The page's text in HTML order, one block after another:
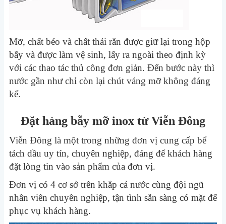
Mỡ, chất béo và chất thải rắn được giữ lại trong hộp
bẫy và được làm vệ sinh, lấy ra ngoài theo định kỳ
với các thao tác thủ công đơn giản. Đến bước này thì
nước gần như chỉ còn lại chút váng mỡ không đáng
kể.
Đặt hàng bẫy mỡ inox từ Viễn Đông
Viễn Đông là một trong những đơn vị cung cấp bể
tách dầu uy tín, chuyên nghiệp, đáng để khách hàng
đặt lòng tin vào sản phẩm của đơn vị.
Đơn vị có 4 cơ sở trên khắp cả nước cùng đội ngũ
nhân viên chuyên nghiệp, tận tình sẵn sàng có mặt để
phục vụ khách hàng.